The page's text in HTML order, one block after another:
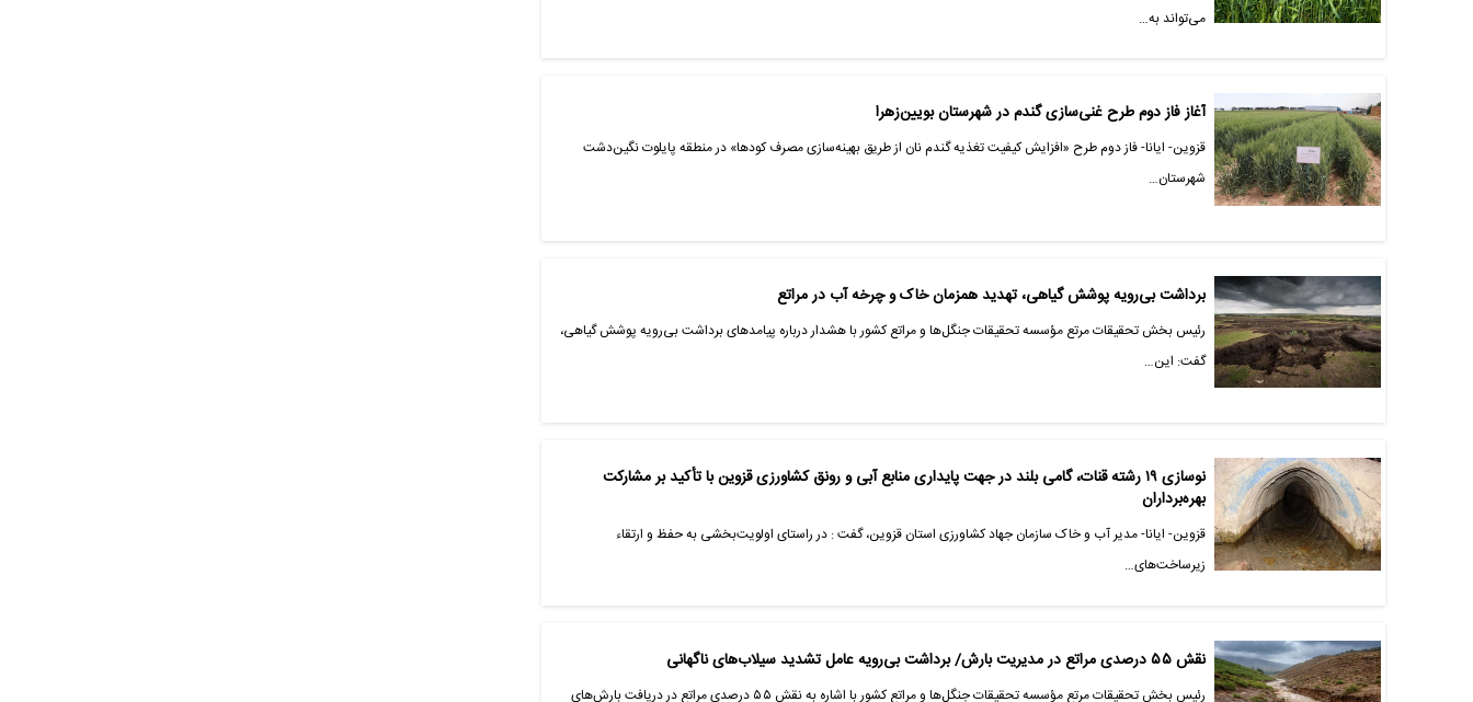
می‌تواند به…
آغاز فاز دوم طرح غنی‌سازی گندم در شهرستان بویین‌زهرا
قزوین- ایانا- فاز دوم طرح «افزایش کیفیت تغذیه گندم نان از طریق بهینه‌سازی مصرف کودها» در منطقه پایلوت نگین‌دشت
شهرستان…
برداشت بی‌رویه پوشش گیاهی، تهدید همزمان خاک و چرخه آب در مراتع
رئیس بخش تحقیقات مرتع مؤسسه تحقیقات جنگل‌ها و مراتع کشور با هشدار درباره پیامدهای برداشت بی‌رویه پوشش گیاهی،
گفت: این…
نوسازی ۱۹ رشته قنات، گامی بلند در جهت پایداری منابع آبی و رونق کشاورزی قزوین با تأکید بر مشارکت
بهره‌برداران
قزوین- ایانا- مدیر آب و خاک سازمان جهاد کشاورزی استان قزوین، گفت : در راستای اولویت‌بخشی به حفظ و ارتقاء
زیرساخت‌های…
نقش ۵۵ درصدی مراتع در مدیریت بارش/ برداشت بی‌رویه عامل تشدید سیلاب‌های ناگهانی
رئیس بخش تحقیقات مرتع مؤسسه تحقیقات جنگل‌ها و مراتع کشور با اشاره به نقش ۵۵ درصدی مراتع در دریافت بارش‌های